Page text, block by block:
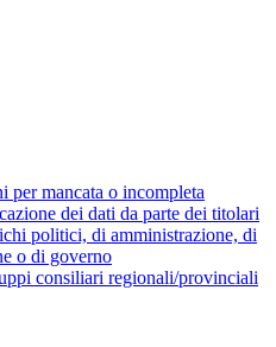
per mancata o incompleta
dei dati da parte dei titolari
politici, di amministrazione, di
o di governo
consiliari regionali/provinciali